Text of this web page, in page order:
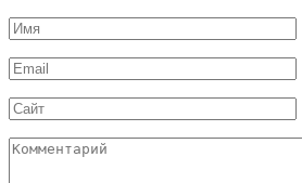
Имя
*
Email
*
Сайт
Комментарий